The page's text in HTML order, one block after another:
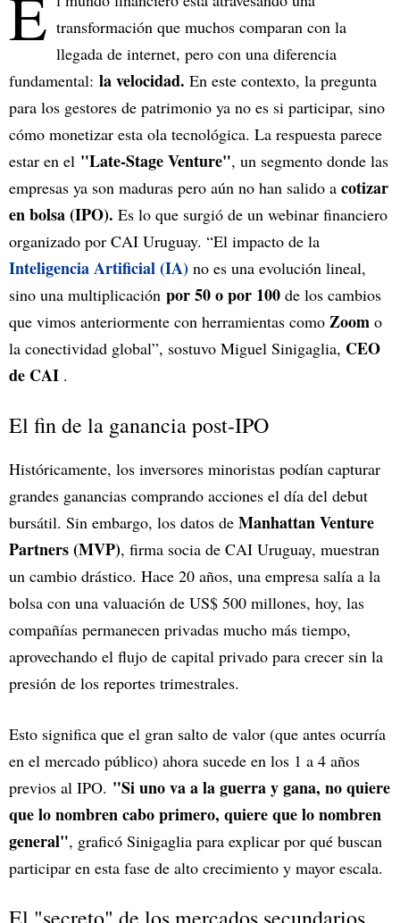
transformación que muchos comparan con la
llegada de internet, pero con una diferencia
fundamental: la velocidad. En este contexto, la pregunta
para los gestores de patrimonio ya no es si participar, sino
cómo monetizar esta ola tecnológica. La respuesta parece
estar en el "Late-Stage Venture", un segmento donde las
empresas ya son maduras pero aún no han salido a cotizar
en bolsa (IPO). Es lo que surgió de un webinar financiero
organizado por CAI Uruguay. “El impacto de la
Inteligencia Artificial (IA) no es una evolución lineal,
sino una multiplicación por 50 o por 100 de los cambios
que vimos anteriormente con herramientas como Zoom o
la conectividad global”, sostuvo Miguel Sinigaglia, CEO
de CAI .
El fin de la ganancia post-IPO
Históricamente, los inversores minoristas podían capturar
grandes ganancias comprando acciones el día del debut
bursátil. Sin embargo, los datos de Manhattan Venture
Partners (MVP), firma socia de CAI Uruguay, muestran
un cambio drástico. Hace 20 años, una empresa salía a la
bolsa con una valuación de US$ 500 millones, hoy, las
compañías permanecen privadas mucho más tiempo,
aprovechando el flujo de capital privado para crecer sin la
presión de los reportes trimestrales.
Esto significa que el gran salto de valor (que antes ocurría
en el mercado público) ahora sucede en los 1 a 4 años
previos al IPO. "Si uno va a la guerra y gana, no quiere
que lo nombren cabo primero, quiere que lo nombren
general", graficó Sinigaglia para explicar por qué buscan
participar en esta fase de alto crecimiento y mayor escala.